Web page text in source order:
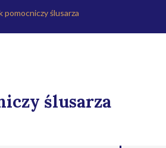
pomocniczy ślusarza
ślusarza